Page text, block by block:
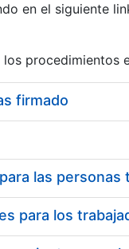
en el siguiente
procedimientos
firmado